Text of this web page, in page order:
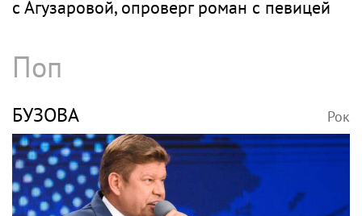
Фил Коллинз - о борьбе за жизнь: "Мне
очень повезло, что я выкарабкался"